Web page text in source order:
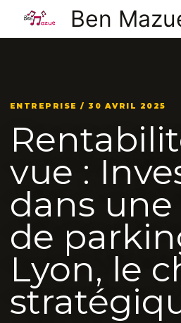
contenu
Ben
ENTREPRISE / 30 AVRIL 2025
vue :
dans une
de
Lyon, le